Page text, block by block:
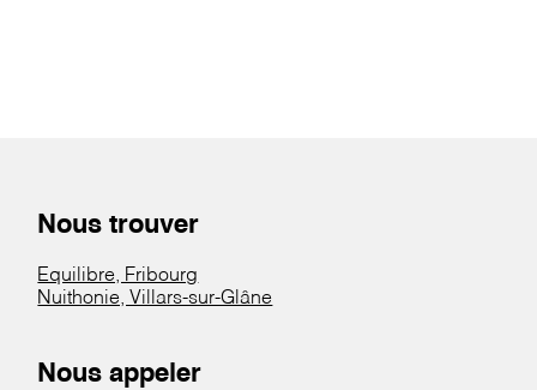
Nous trouver
Equilibre, Fribourg
Nuithonie, Villars-sur-Glâne
Nous appeler